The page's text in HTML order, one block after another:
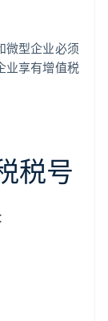
微型企业必须
业享有增值税
税号